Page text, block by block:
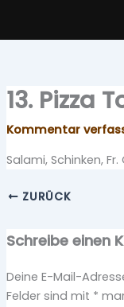
13. Pizza
Kommentar
Salami, Schinken,
ZURÜCK
Schreibe einen
Deine E-Mail-
Felder sind mit *